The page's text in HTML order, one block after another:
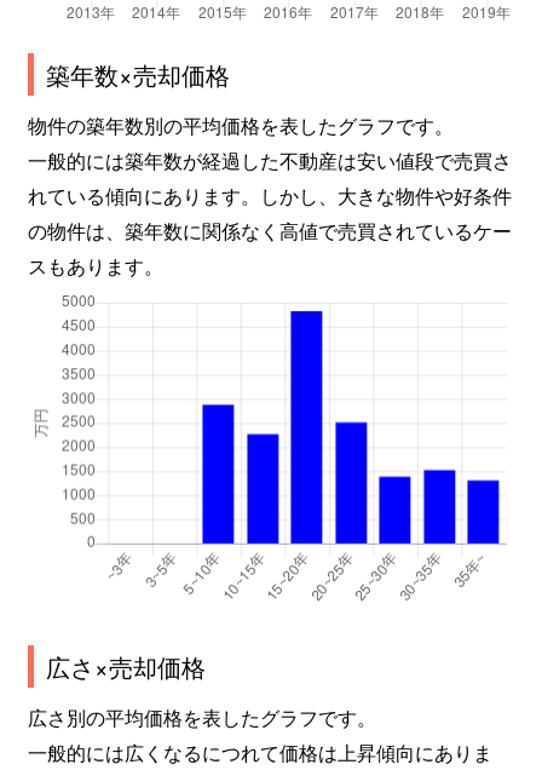
築年数×売却価格
物件の築年数別の平均価格を表したグラフです。
一般的には築年数が経過した不動産は安い値段で売買さ
れている傾向にあります。しかし、大きな物件や好条件
の物件は、築年数に関係なく高値で売買されているケー
スもあります。
広さ×売却価格
広さ別の平均価格を表したグラフです。
一般的には広くなるにつれて価格は上昇傾向にありま